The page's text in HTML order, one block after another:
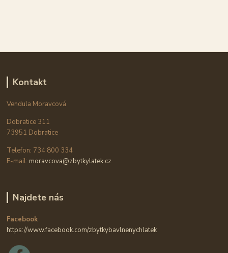
Kontakt
Vendula Moravcová
Dobratice 311
73951 Dobratice
Telefon: 734 800 334
E-mail: moravcova@zbytkylatek.cz
Najdete nás
Facebook
https://www.facebook.com/zbytkybavlnenychlatek